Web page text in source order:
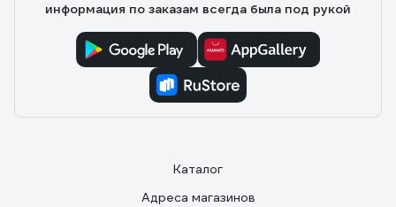
информация по заказам всегда была под рукой
Каталог
Адреса магазинов